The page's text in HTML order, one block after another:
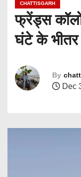
CHATTISGARH
फ्रेंड्स
घंटे के भीतर
By
Dec